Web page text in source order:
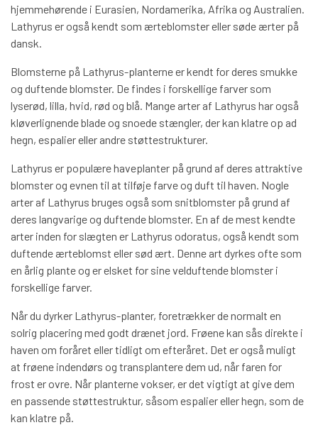
hjemmehørende i Eurasien, Nordamerika, Afrika og Australien.
Lathyrus er også kendt som ærteblomster eller søde ærter på
dansk.
Blomsterne på Lathyrus-planterne er kendt for deres smukke
og duftende blomster. De findes i forskellige farver som
lyserød, lilla, hvid, rød og blå. Mange arter af Lathyrus har også
kløverlignende blade og snoede stængler, der kan klatre op ad
hegn, espalier eller andre støttestrukturer.
Lathyrus er populære haveplanter på grund af deres attraktive
blomster og evnen til at tilføje farve og duft til haven. Nogle
arter af Lathyrus bruges også som snitblomster på grund af
deres langvarige og duftende blomster. En af de mest kendte
arter inden for slægten er Lathyrus odoratus, også kendt som
duftende ærteblomst eller sød ært. Denne art dyrkes ofte som
en årlig plante og er elsket for sine velduftende blomster i
forskellige farver.
Når du dyrker Lathyrus-planter, foretrækker de normalt en
solrig placering med godt drænet jord. Frøene kan sås direkte i
haven om foråret eller tidligt om efteråret. Det er også muligt
at frøene indendørs og transplantere dem ud, når faren for
frost er ovre. Når planterne vokser, er det vigtigt at give dem
en passende støttestruktur, såsom espalier eller hegn, som de
kan klatre på.